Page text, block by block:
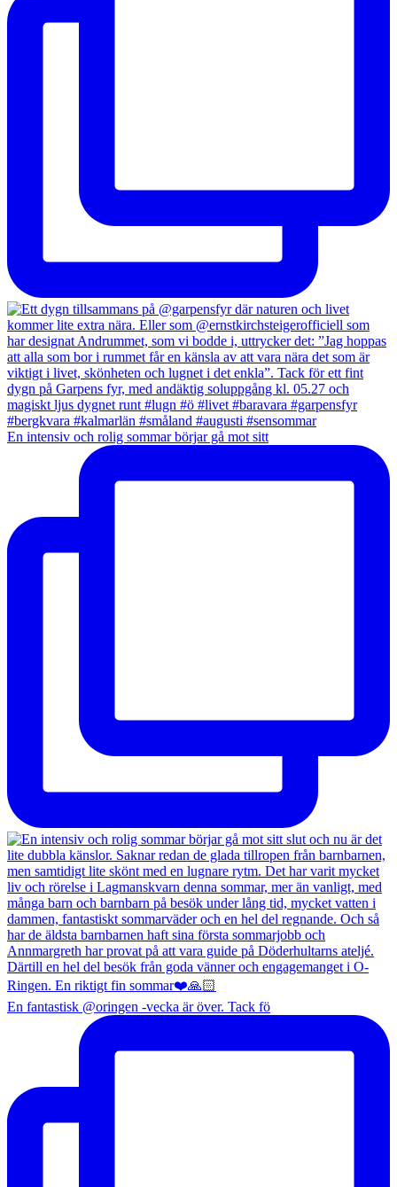
En intensiv och rolig sommar börjar gå mot sitt
En fantastisk @oringen -vecka är över. Tack fö